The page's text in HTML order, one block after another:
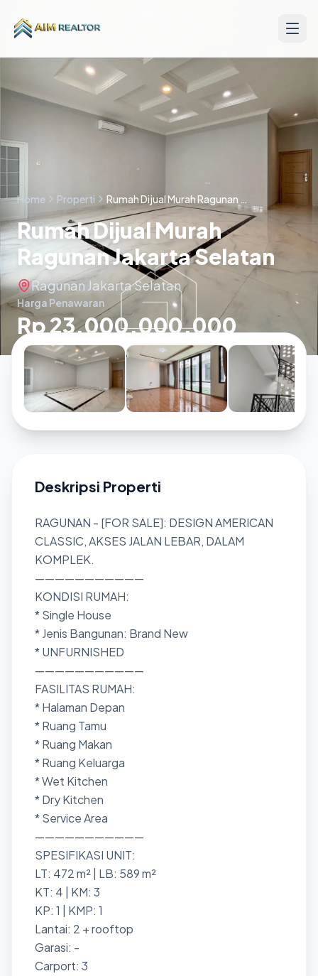
Home Properti Rumah Dijual Murah Ragunan Jakarta Selatan
Rumah Dijual Murah
Ragunan Jakarta Selatan
Ragunan Jakarta Selatan
Harga Penawaran
Rp 23.000.000.000
Deskripsi Properti
RAGUNAN - [FOR SALE]: DESIGN AMERICAN
CLASSIC, AKSES JALAN LEBAR, DALAM
KOMPLEK.
———————————
KONDISI RUMAH:
* Single House
* Jenis Bangunan: Brand New
* UNFURNISHED
———————————
FASILITAS RUMAH:
* Halaman Depan
* Ruang Tamu
* Ruang Makan
* Ruang Keluarga
* Wet Kitchen
* Dry Kitchen
* Service Area
———————————
SPESIFIKASI UNIT:
LT: 472 m² | LB: 589 m²
KT: 4 | KM: 3
KP: 1 | KMP: 1
Lantai: 2 + rooftop
Garasi: -
Carport: 3